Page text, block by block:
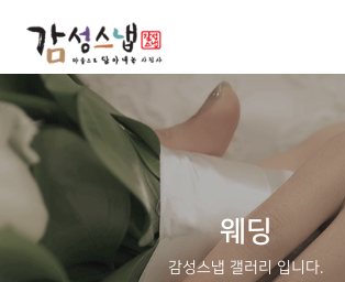
웨딩
감성스냅 갤러리 입니다.